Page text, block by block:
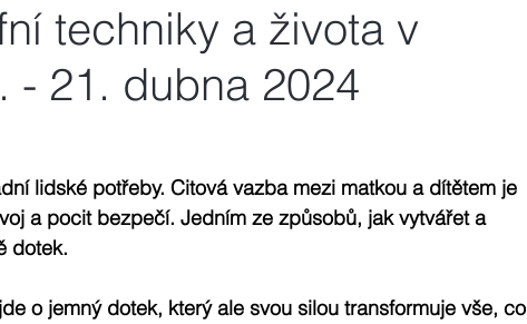
techniky a života v
- 21. dubna 2024
lidské potřeby. Citová vazba mezi matkou a dítětem je
a pocit bezpečí. Jedním ze způsobů, jak vytvářet a
dotek.
o jemný dotek, který ale svou silou transformuje vše, co